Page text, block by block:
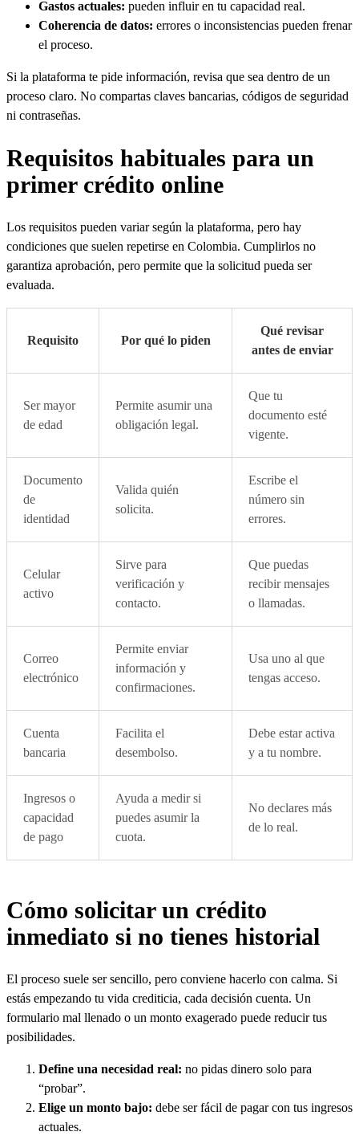
Gastos actuales: pueden influir en tu capacidad real.
Coherencia de datos: errores o inconsistencias pueden frenar
el proceso.
Si la plataforma te pide información, revisa que sea dentro de un
proceso claro. No compartas claves bancarias, códigos de seguridad
ni contraseñas.
Requisitos habituales para un
primer crédito online
Los requisitos pueden variar según la plataforma, pero hay
condiciones que suelen repetirse en Colombia. Cumplirlos no
garantiza aprobación, pero permite que la solicitud pueda ser
evaluada.
Requisito Por qué lo piden
Qué revisar
antes de enviar
Ser mayor
de edad
Permite asumir una
obligación legal.
Que tu
documento esté
vigente.
Documento
de
identidad
Valida quién
solicita.
Escribe el
número sin
errores.
Celular
activo
Sirve para
verificación y
contacto.
Que puedas
recibir mensajes
o llamadas.
Correo
electrónico
Permite enviar
información y
confirmaciones.
Usa uno al que
tengas acceso.
Cuenta
bancaria
Facilita el
desembolso.
Debe estar activa
y a tu nombre.
Ingresos o
capacidad
de pago
Ayuda a medir si
puedes asumir la
cuota.
No declares más
de lo real.
Cómo solicitar un crédito
inmediato si no tienes historial
El proceso suele ser sencillo, pero conviene hacerlo con calma. Si
estás empezando tu vida crediticia, cada decisión cuenta. Un
formulario mal llenado o un monto exagerado puede reducir tus
posibilidades.
Define una necesidad real: no pidas dinero solo para
“probar”.
Elige un monto bajo: debe ser fácil de pagar con tus ingresos
actuales.